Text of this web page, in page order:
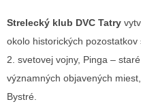
Strelecký klub DVC Tatry
okolo historických
2. svetovej vojny, Pinga –
významných objavených
Bystré.